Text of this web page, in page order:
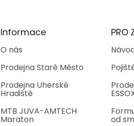
Informace
O nás
Prodejna Staré Město
Prodejna Uherské
Hradiště
MTB JUVA-AMTECH
Maraton
PRO
od